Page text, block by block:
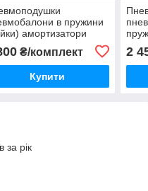
в пружини
амортизатори
Ц С
₴/комплект
Купити
2
за рік